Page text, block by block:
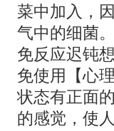
菜中加入，
气中的细菌
免反应迟钝
免使用【心
状态有正面
的感觉，使